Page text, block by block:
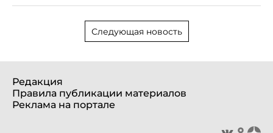
Следующая новость
Редакция
Правила публикации материалов
Реклама на портале